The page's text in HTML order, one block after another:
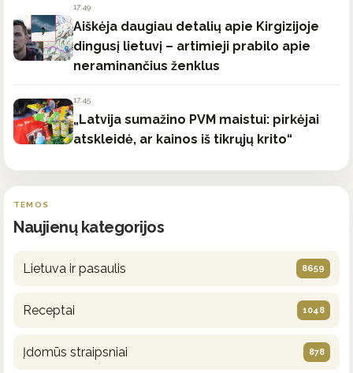
17:49
Aiškėja daugiau detalių apie Kirgizijoje
dingusį lietuvį – artimieji prabilo apie
neraminančius ženklus
17:45
„Latvija sumažino PVM maistui: pirkėjai
atskleidė, ar kainos iš tikrųjų krito“
TEMOS
Naujienų kategorijos
Lietuva ir pasaulis 8659
Receptai 1048
Įdomūs straipsniai 878